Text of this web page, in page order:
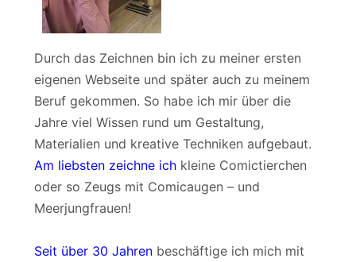
Durch das Zeichnen bin ich zu meiner ersten
eigenen Webseite und später auch zu meinem
Beruf gekommen. So habe ich mir über die
Jahre viel Wissen rund um Gestaltung,
Materialien und kreative Techniken aufgebaut.
Am liebsten zeichne ichkleine Comictierchen
oder so Zeugs mit Comicaugen – und
Meerjungfrauen!
Seit über 30 Jahrenbeschäftige ich mich mit